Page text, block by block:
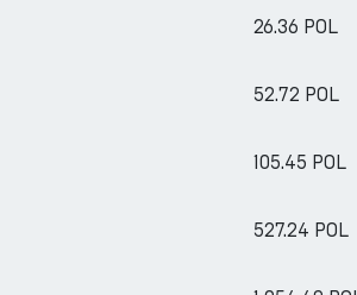
26.36 POL
52.72 POL
105.45 POL
527.24 POL